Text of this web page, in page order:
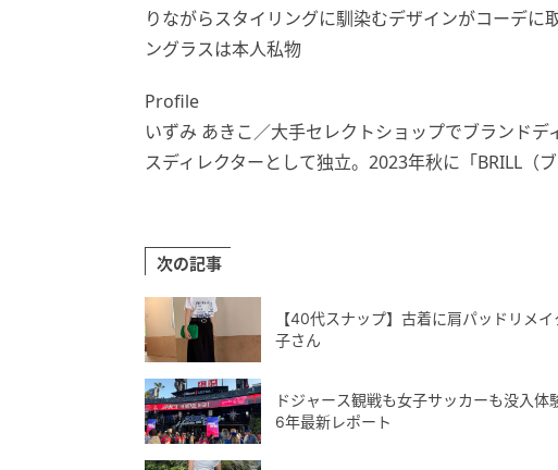
りながらスタイリングに馴染むデザインがコーデに
ングラスは本人私物
Profile
いずみ あきこ／大手セレクトショップでブランド
スディレクターとして独立。2023年秋に「BRILL（
次の記事
【40代スナップ】古着に肩パッドリメ
子さん
ドジャース観戦も女子サッカーも没入
6年最新レポート